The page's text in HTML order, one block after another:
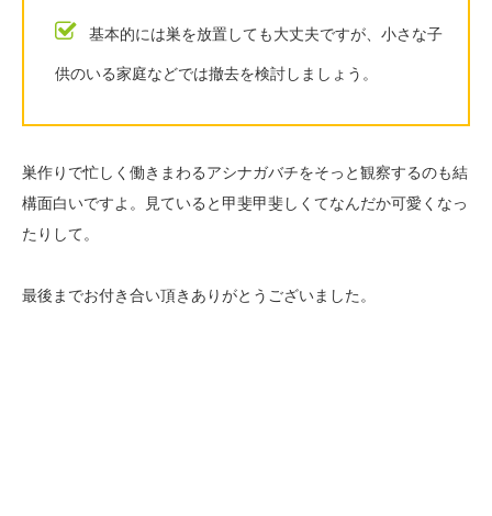
基本的には巣を放置しても大丈夫ですが、小さな子
供のいる家庭などでは撤去を検討しましょう。
巣作りで忙しく働きまわるアシナガバチをそっと観察するのも結
構面白いですよ。見ていると甲斐甲斐しくてなんだか可愛くなっ
たりして。
最後までお付き合い頂きありがとうございました。